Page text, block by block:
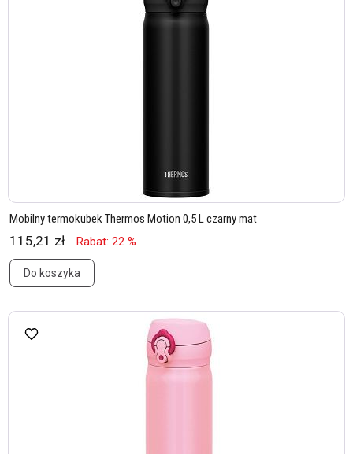
Mobilny termokubek Thermos Motion 0,5 L czarny mat
115,21 zł Rabat: 22 %
Do koszyka